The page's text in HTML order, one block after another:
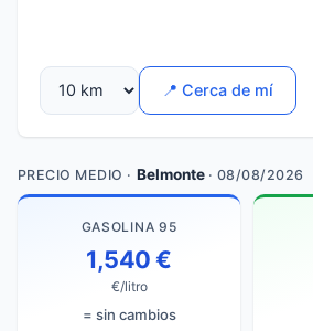
📍 Cerca de mí
PRECIO MEDIO · Belmonte· 08/08/2026
GASOLINA 95
1,540 €
€/litro
= sin cambios